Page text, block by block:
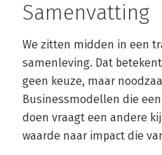
Samenvatting
We zitten midden in een
samenleving. Dat
geen keuze, maar
Businessmodellen die
doen vraagt een andere
waarde naar impact die